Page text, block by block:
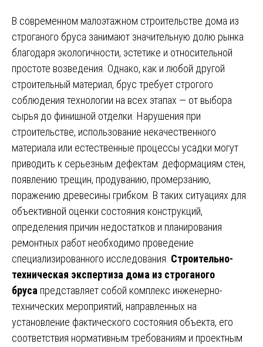
В современном малоэтажном строительстве дома из
строганого бруса занимают значительную долю рынка
благодаря экологичности, эстетике и относительной
простоте возведения. Однако, как и любой другой
строительный материал, брус требует строгого
соблюдения технологии на всех этапах — от выбора
сырья до финишной отделки. Нарушения при
строительстве, использование некачественного
материала или естественные процессы усадки могут
приводить к серьезным дефектам: деформациям стен,
появлению трещин, продуванию, промерзанию,
поражению древесины грибком. В таких ситуациях для
объективной оценки состояния конструкций,
определения причин недостатков и планирования
ремонтных работ необходимо проведение
специализированного исследования. Строительно-
техническая экспертиза дома из строганого
бруса представляет собой комплекс инженерно-
технических мероприятий, направленных на
установление фактического состояния объекта, его
соответствия нормативным требованиям и проектным